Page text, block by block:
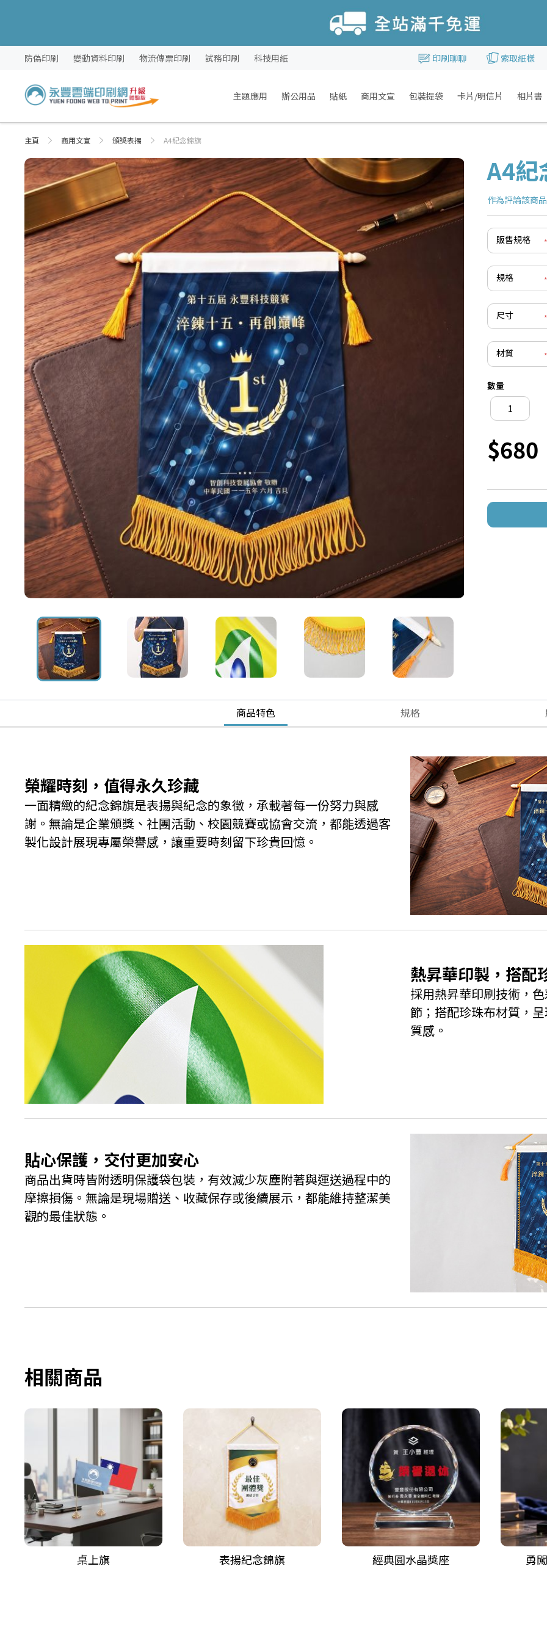
跳
內
容
印刷聊聊 索取紙樣
防偽印刷 變動資料印刷 物流傳票印刷 試務印刷 科技用紙
主題應用 辦公用品 貼紙 商用文宣 包裝提袋 卡片/明信片 相片書
主頁 商用文宣 頒獎表揚 A4紀念錦旗
A4紀
作為評論該商
販售規格
規格
尺寸
材質
數量
$680
Skip
to
the
end
the
images
gallery
Skip
to
the
beginning
the
images
gallery
商品特色
榮耀時刻，值得永久珍藏
一面精緻的紀念錦旗是表揚與紀念的象徵，承載著每一份努力與感
謝。無論是企業頒獎、社團活動、校園競賽或協會交流，都能透過客
製化設計展現專屬榮譽感，讓重要時刻留下珍貴回憶。
熱昇華印製，搭配
採用熱昇華印刷技術，
節；搭配珍珠布材質，
質感。
貼心保護，交付更加安心
商品出貨時皆附透明保護袋包裝，有效減少灰塵附著與運送過程中的
摩擦損傷。無論是現場贈送、收藏保存或後續展示，都能維持整潔美
觀的最佳狀態。
規格
相關商品
桌上旗 表揚紀念錦旗 經典圓水晶獎座 勇